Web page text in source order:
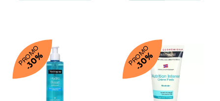
PROMO
-30% PROMO
-30%